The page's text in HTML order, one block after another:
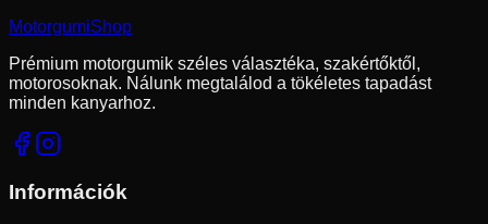
MotorgumiShop
Prémium motorgumik széles választéka, szakértőktől,
motorosoknak. Nálunk megtalálod a tökéletes tapadást
minden kanyarhoz.
Információk